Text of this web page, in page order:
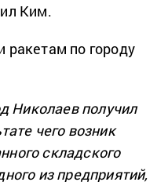
Ким.
ракетам по городу
Николаев получил
чего возник
складского
из предприятий,